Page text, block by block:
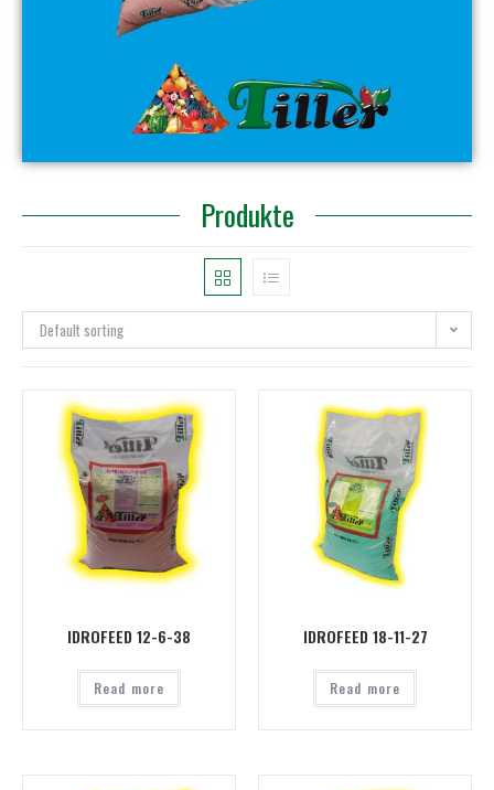
Produkte
Default sorting
IDROFEED 12-6-38
Read more
IDROFEED 18-11-27
Read more